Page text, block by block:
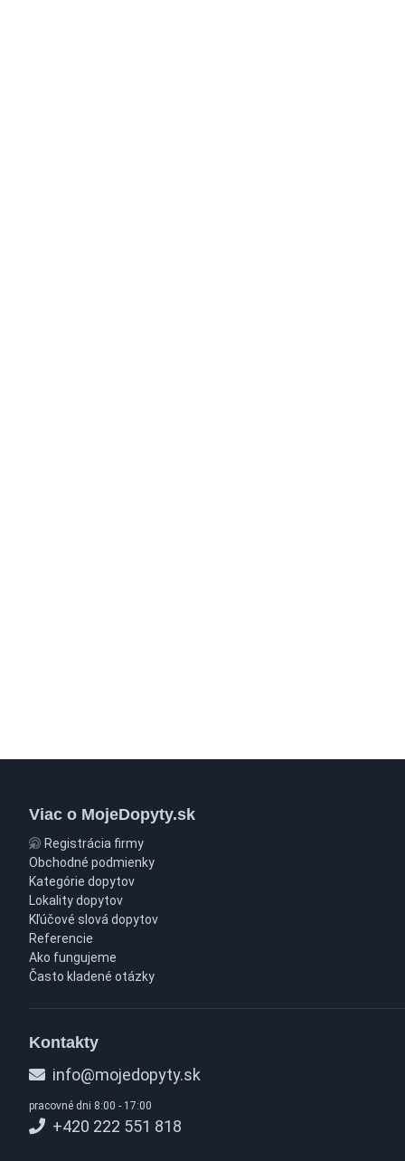
Viac o MojeDopyty.sk
Registrácia firmy
Obchodné podmienky
Kategórie dopytov
Lokality dopytov
Kľúčové slová dopytov
Referencie
Ako fungujeme
Často kladené otázky
Kontakty
info@mojedopyty.sk
pracovné dni 8:00 - 17:00
+420 222 551 818